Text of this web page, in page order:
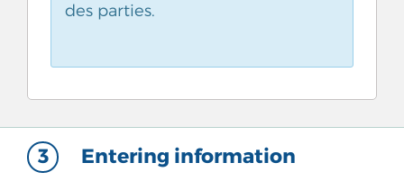
des parties.
3 Entering information